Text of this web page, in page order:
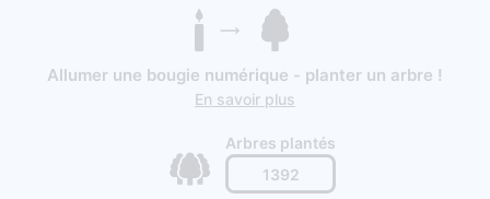
Allumer une bougie numérique - planter un arbre !
En savoir plus
Arbres plantés
1392